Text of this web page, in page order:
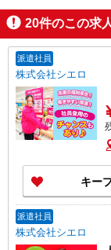
20件のこの求
派遣社員
株式会社シエロ
万
ィ
キー
派遣社員
株式会社シエロ